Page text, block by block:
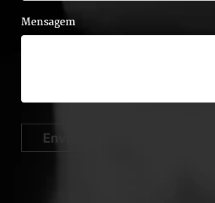
Mensagem
Enviar